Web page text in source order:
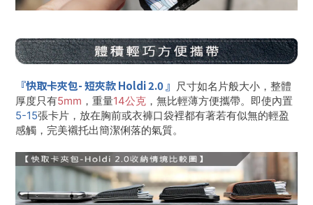
『快取卡夾包-短夾款 Holdi 2.0 』 尺寸如名片般大小，整體
厚度只有5mm ，重量14公克 ，無比輕薄方便攜帶。即使內置
5-15張卡片，放在胸前或衣褲口袋裡都有著若有似無的輕盈
感觸，完美襯托出簡潔俐落的氣質。